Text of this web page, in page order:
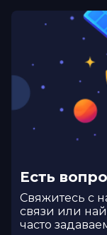
Есть
Cвяжитесь с
связи или
часто